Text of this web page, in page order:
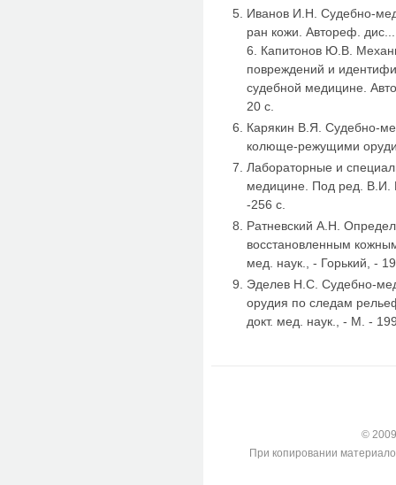
Иванов И.Н. Судебно-
ран кожи. Автореф.
6. Капитонов Ю.В.
повреждений и
судебной медицине.
20 с.
Карякин В.Я. Судебно-
колюще-режущими
Лабораторные и
медицине. Под ред.
-256 с.
Ратневский А.Н.
восстановленным
мед. наук., - Горький, -
Эделев Н.С. Судебно-
орудия по следам
докт. мед. наук., - М. -
©
При копировании